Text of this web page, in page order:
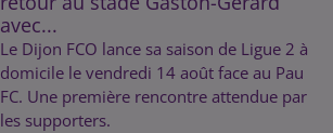
avec...
Le Dijon FCO lance sa saison de Ligue 2 à
domicile le vendredi 14 août face au Pau
FC. Une première rencontre attendue par
les supporters.